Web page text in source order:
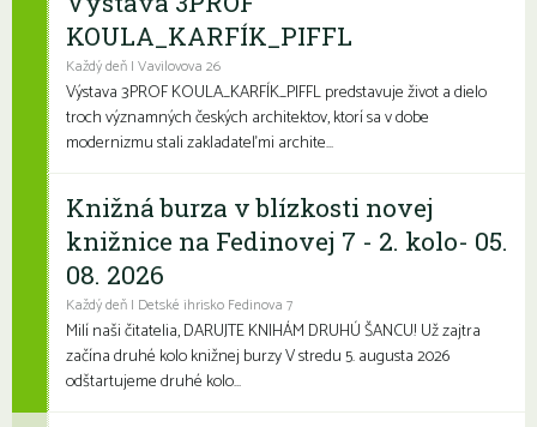
KOULA_KARFÍK_PIFFL
Každý deň | Vavilovova 26
Výstava 3PROF KOULA_KARFÍK_PIFFL predstavuje život a dielo
troch významných českých architektov, ktorí sa v dobe
modernizmu stali zakladateľmi archite...
Knižná burza v blízkosti novej
knižnice na Fedinovej 7 - 2. kolo- 05.
08. 2026
Každý deň | Detské ihrisko Fedinova 7
Milí naši čitatelia, DARUJTE KNIHÁM DRUHÚ ŠANCU! Už zajtra
začína druhé kolo knižnej burzy V stredu 5. augusta 2026
odštartujeme druhé kolo...